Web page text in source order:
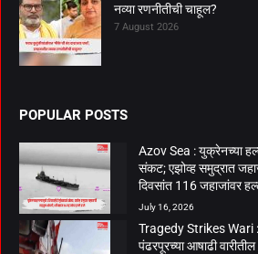
नव्या रणनीतीची चाहूल?
7 August 2026
POPULAR POSTS
Azov Sea : युक्रेनच्या
संकट; एझोव्ह समुद्रात
दिवसांत 116 जहाजांवर
July 16, 2026
Tragedy Strikes Wari :
पंढरपूरच्या आषाढी